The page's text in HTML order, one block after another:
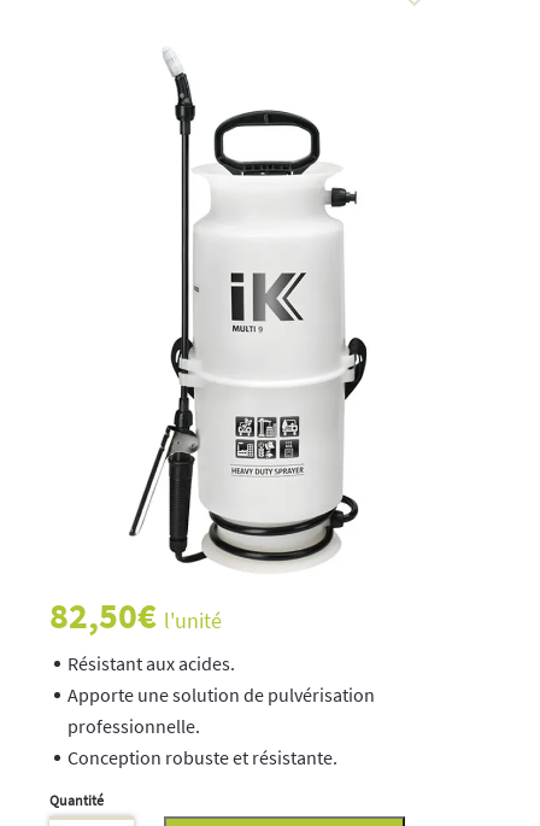
82,50€ l'unité
Résistant aux acides.
Apporte une solution de pulvérisation
professionnelle.
Conception robuste et résistante.